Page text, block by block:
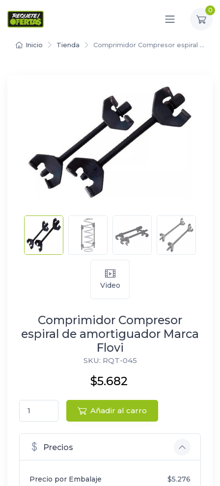
0
Inicio Tienda Comprimidor Compresor espiral …
Video
Comprimidor Compresor
espiral de amortiguador Marca
Flovi
SKU: RQT-045
$5.682
Añadir al carro
Precios
Precio por Embalaje
$5.276